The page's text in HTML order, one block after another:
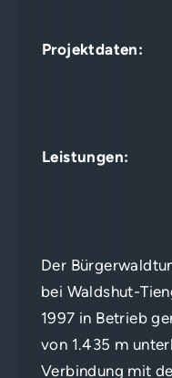
Projektdaten:
Leistungen:
Der
bei Waldshut-
1997 in Betrieb
von 1.435 m
Verbindung mit